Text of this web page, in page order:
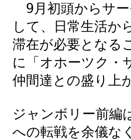
9月初頭からサ
して、
日常生活か
滞在が必要となる
に「オホーツク・
仲間達との盛 り 上
ジャンボリー前編
への転戦を余儀な